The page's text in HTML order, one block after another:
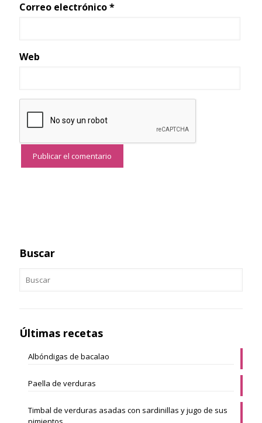
Correo electrónico*
Web
Buscar
Últimas recetas
Albóndigas de bacalao
Paella de verduras
Timbal de verduras asadas con sardinillas y jugo de sus